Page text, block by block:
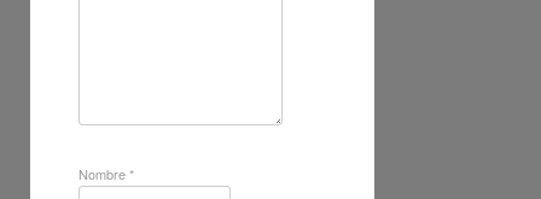
Nombre*